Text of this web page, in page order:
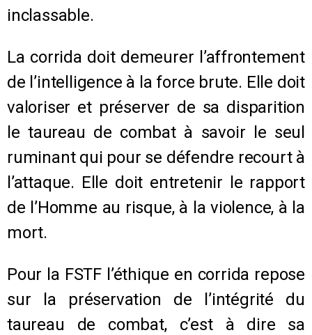
inclassable.
La corrida doit demeurer l’affrontement
de l’intelligence à la force brute. Elle doit
valoriser et préserver de sa disparition
le taureau de combat à savoir le seul
ruminant qui pour se défendre recourt à
l’attaque. Elle doit entretenir le rapport
de l’Homme au risque, à la violence, à la
mort.
Pour la FSTF l’éthique en corrida repose
sur la préservation de l’intégrité du
taureau de combat, c’est à dire sa